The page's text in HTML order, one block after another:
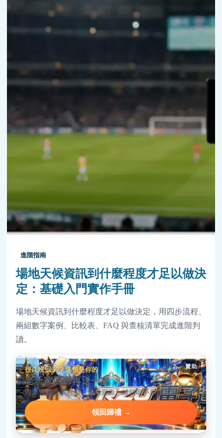
進階指南
場地天候資訊到什麼程度才足以做決
定：基礎入門實作手冊
場地天候資訊到什麼程度才足以做決定，用四步流程、
兩組數字案例、比較表、FAQ 與查核清單完成進階判
讀。
贊助
很久沒回來？這包是你的
老玩家回歸再送一次
回鍋會員專屬彩金，優惠頁面一鍵領取不用問客服。
領回歸禮 →